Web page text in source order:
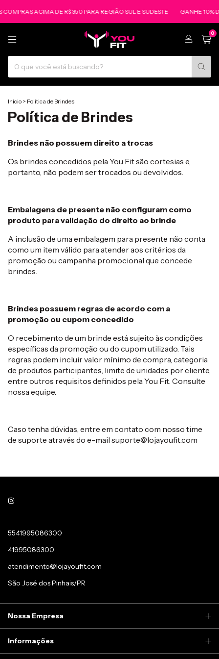
ACIMA DE R$ 350 PARA REGIÃO SUL E SUDESTE GANHE 10%
0
Início > Política de Brindes
Política de Brindes
Brindes não possuem direito a trocas
Os brindes concedidos pela You Fit são cortesias e,
portanto, não podem ser trocados ou devolvidos.
Embalagens de presente não configuram como
produto para validação do direito ao brinde
A inclusão de uma embalagem para presente não conta
como um item válido para atender aos critérios da
promoção ou campanha promocional que concede
brindes.
Brindes possuem regras de acordo com a
promoção ou cupom concedido
O recebimento de um brinde está sujeito às condições
específicas da promoção ou do cupom utilizado. Tais
regras podem incluir valor mínimo de compra, categoria
de produtos participantes, limite de unidades por cliente,
entre outros requisitos definidos pela You Fit. Consulte
nossa equipe.
Caso tenha dúvidas, entre em contato com nosso time
de suporte através do e-mail suporte@lojayoufit.com
5541995086300
41995086300
atendimento@lojayoufit.com
São José dos Pinhais/PR
Nossa Empresa
Informações